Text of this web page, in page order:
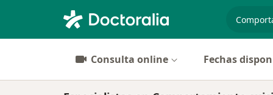
Consulta online Fechas